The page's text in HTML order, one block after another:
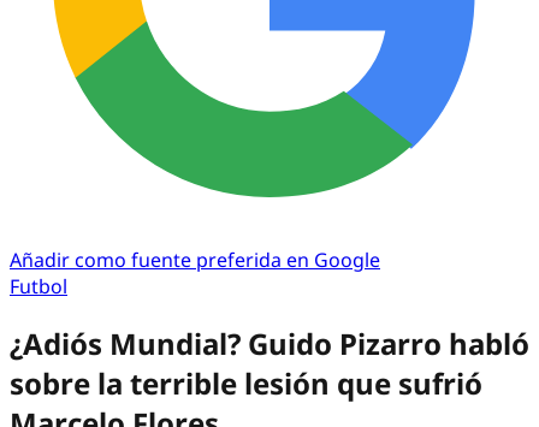
Añadir como fuente preferida en Google
Futbol
¿Adiós Mundial? Guido Pizarro habló
sobre la terrible lesión que sufrió